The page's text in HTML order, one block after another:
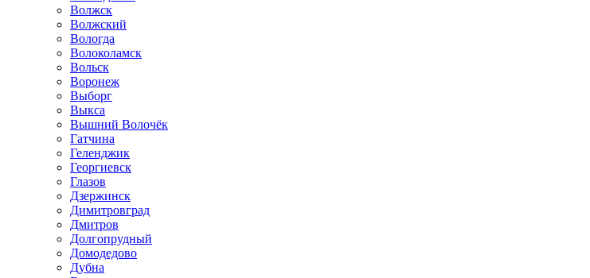
Волжск
Волжский
Вологда
Волоколамск
Вольск
Воронеж
Выборг
Выкса
Вышний Волочёк
Гатчина
Геленджик
Георгиевск
Глазов
Дзержинск
Димитровград
Дмитров
Долгопрудный
Домодедово
Дубна